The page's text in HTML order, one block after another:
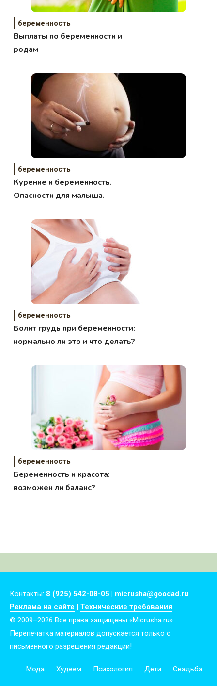
беременность
Выплаты по беременности и
родам
беременность
Курение и беременность.
Опасности для малыша.
беременность
Болит грудь при беременности:
нормально ли это и что делать?
беременность
Беременность и красота:
возможен ли баланс?
Контакты: 8 (925) 542-08-05 | micrusha@goodad.ru
Реклама на сайте
Технические требования
© 2009–2026 Все права защищены «Micrusha.ru»
Перепечатка материалов допускается только с
письменного разрешения редакции!
Мода Худеем Психология Дети Свадьба